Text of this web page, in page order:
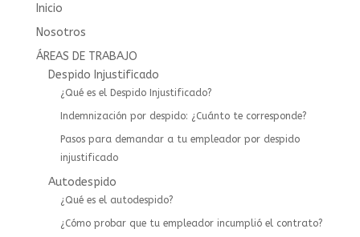
Inicio
Nosotros
ÁREAS DE TRABAJO
Despido Injustificado
¿Qué es el Despido Injustificado?
Indemnización por despido: ¿Cuánto te corresponde?
Pasos para demandar a tu empleador por despido
injustificado
Autodespido
¿Qué es el autodespido?
¿Cómo probar que tu empleador incumplió el contrato?